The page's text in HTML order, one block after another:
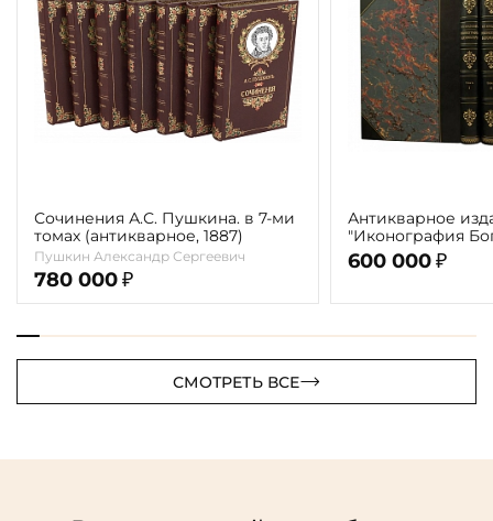
Сочинения А.С. Пушкина. в 7-ми
томах (антикварное, 1887)
Пушкин Александр Сергеевич
780 000 ₽
Антикварное
"Иконография
г. (в 2-х томах с
автора)
600 000 ₽
СМОТРЕТЬ ВСЕ